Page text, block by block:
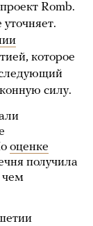
Romb.
которое
силу.
оценке
получила
чем